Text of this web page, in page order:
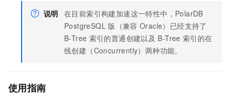
说明 在目前索引构建加速这一特性中， PolarDB
PostgreSQL 版（兼容 Oracle） 已经支持了
B-Tree 索引的普通创建以及 B-Tree 索引的在
线创建（Concurrently）两种功能。
使用指南